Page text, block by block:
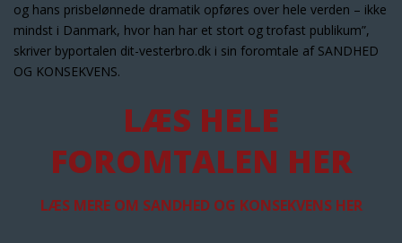
og hans prisbelønnede dramatik opføres over hele verden – ikke
mindst i Danmark, hvor han har et stort og trofast publikum”,
skriver byportalen dit-vesterbro.dk i sin foromtale af SANDHED
OG KONSEKVENS.
LÆS HELE
FOROMTALEN HER
LÆS MERE OM SANDHED OG KONSEKVENS HER